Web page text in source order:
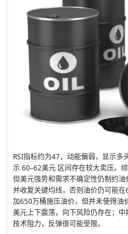
RSI指标约为47，动能偏弱，显示
示 60–62美元 区间存在较大卖压。
但美元强势和需求不确定性仍制约
并收复关键均线，否则油价仍可能
加650万桶施压油价，但并未使得油
美元上下震荡，向下风险仍存在；
技术阻力，反弹很可能受限。